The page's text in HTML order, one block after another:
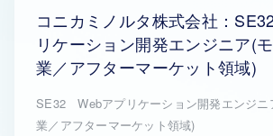
コニカミノルタ株式会社：
リケーション開発エンジニア(
業／アフターマーケット領域)
SE32 Webアプリケーション開発エンジニ
業／アフターマーケット領域)